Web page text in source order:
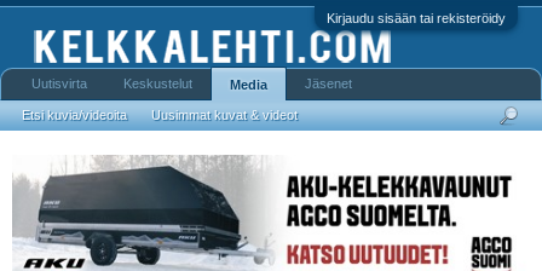
Kirjaudu sisään tai rekisteröidy
Uutisvirta Keskustelut Media
Etsi kuvia/videoita Uusimmat kuvat & videot
Jäsenet